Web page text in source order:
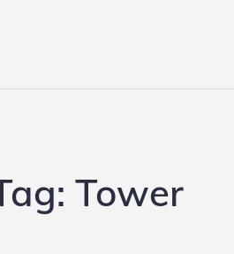
Tower